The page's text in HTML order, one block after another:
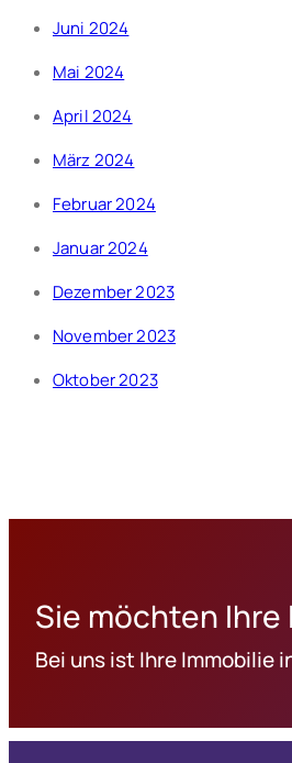
Juni 2024
Mai 2024
April 2024
März 2024
Februar 2024
Januar 2024
Dezember 2023
November 2023
Oktober 2023
Sie möchten
Bei uns ist Ihre Immobilie